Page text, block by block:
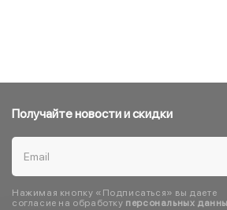
Получайте новости и скидки
Нажимая кнопку «Подписаться» вы даете
согласие на обработку персональных